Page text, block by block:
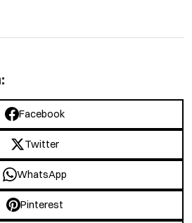
Facebook
Twitter
WhatsApp
Pinterest